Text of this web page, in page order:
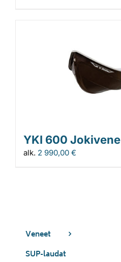
YKI 600 Jokivene
alk. 2 990,00 €
Veneet
SUP-laudat